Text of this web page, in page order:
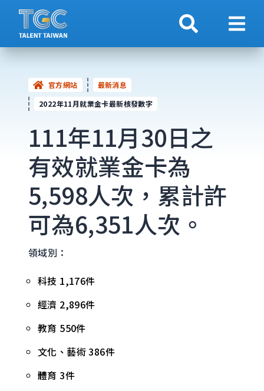
搜索 顯示
官方網站
最新消息
2022年11月就業金卡最新核發數字
111年11月30日之
有效就業金卡為
5,598人次，累計許
可為6,351人次。
領域別：
科技 1,176件
經濟 2,896件
教育 550件
文化、藝術 386件
體育 3件